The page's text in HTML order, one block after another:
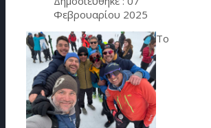
Φεβρουαρίου 2025
Το